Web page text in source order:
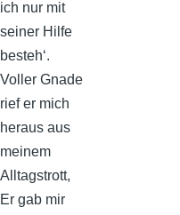
ich nur mit
seiner Hilfe
besteh‘.
Voller Gnade
rief er mich
heraus aus
meinem
Alltagstrott,
Er gab mir